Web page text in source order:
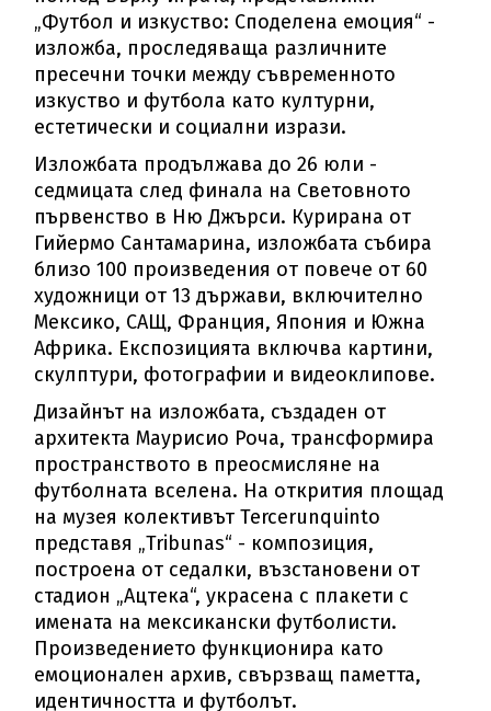
„Футбол и изкуство: Споделена емоция“ -
изложба, проследяваща различните
пресечни точки между съвременното
изкуство и футбола като културни,
естетически и социални изрази.
Изложбата продължава до 26 юли -
седмицата след финала на Световното
първенство в Ню Джърси. Курирана от
Гийермо Сантамарина, изложбата събира
близо 100 произведения от повече от 60
художници от 13 държави, включително
Мексико, САЩ, Франция, Япония и Южна
Африка. Експозицията включва картини,
скулптури, фотографии и видеоклипове.
Дизайнът на изложбата, създаден от
архитекта Маурисио Роча, трансформира
пространството в преосмисляне на
футболната вселена. На открития площад
на музея колективът Tercerunquinto
представя „Tribunas“ - композиция,
построена от седалки, възстановени от
стадион „Ацтека“, украсена с плакети с
имената на мексикански футболисти.
Произведението функционира като
емоционален архив, свързващ паметта,
идентичността и футболът.